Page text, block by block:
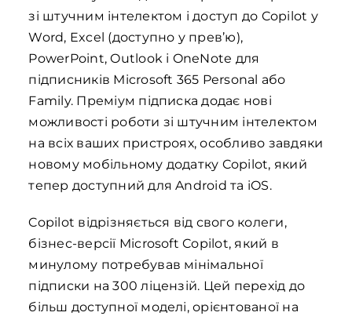
зі штучним інтелектом і доступ до Copilot у
Word, Excel (доступно у прев’ю),
PowerPoint, Outlook і OneNote для
підписників Microsoft 365 Personal або
Family. Преміум підписка додає нові
можливості роботи зі штучним інтелектом
на всіх ваших пристроях, особливо завдяки
новому мобільному додатку Copilot, який
тепер доступний для Android та iOS.
Copilot відрізняється від свого колеги,
бізнес-версії Microsoft Copilot, який в
минулому потребував мінімальної
підписки на 300 ліцензій. Цей перехід до
більш доступної моделі, орієнтованої на